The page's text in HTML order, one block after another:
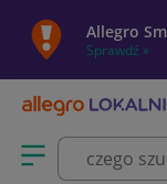
Allegro
Sprawdź »
Otwórz menu z